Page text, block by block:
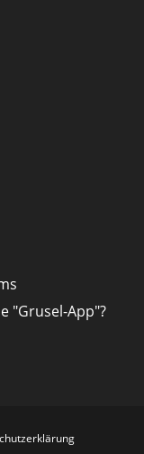
"Grusel-App"?